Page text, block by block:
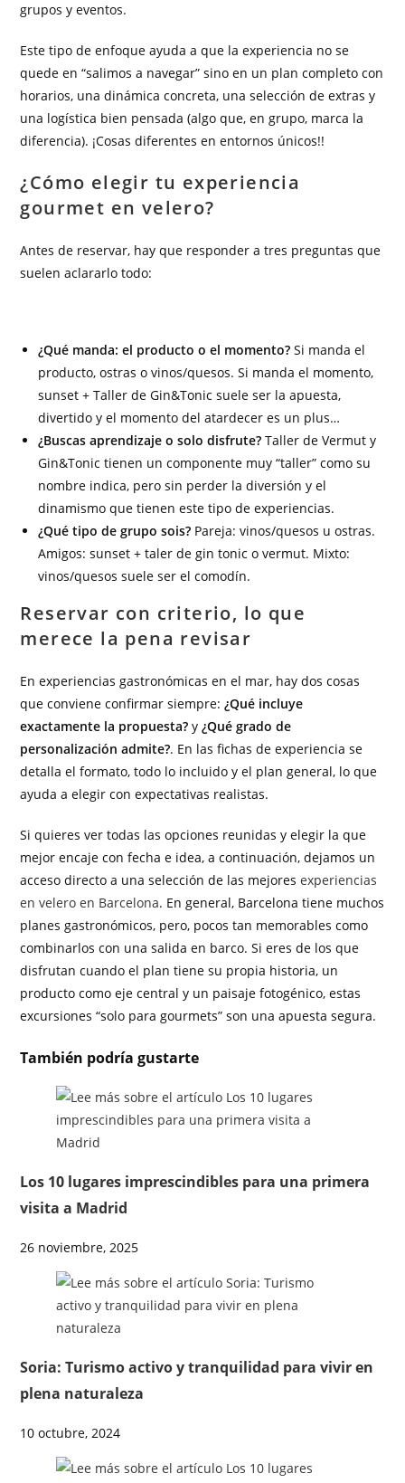
grupos y eventos.
Este tipo de enfoque ayuda a que la experiencia no se
quede en “salimos a navegar” sino en un plan completo con
horarios, una dinámica concreta, una selección de extras y
una logística bien pensada (algo que, en grupo, marca la
diferencia). ¡Cosas diferentes en entornos únicos!!
¿Cómo elegir tu experiencia
gourmet en velero?
Antes de reservar, hay que responder a tres preguntas que
suelen aclararlo todo:
¿Qué manda: el producto o el momento? Si manda el
producto, ostras o vinos/quesos. Si manda el momento,
sunset + Taller de Gin&Tonic suele ser la apuesta,
divertido y el momento del atardecer es un plus…
¿Buscas aprendizaje o solo disfrute? Taller de Vermut y
Gin&Tonic tienen un componente muy “taller” como su
nombre indica, pero sin perder la diversión y el
dinamismo que tienen este tipo de experiencias.
¿Qué tipo de grupo sois? Pareja: vinos/quesos u ostras.
Amigos: sunset + taler de gin tonic o vermut. Mixto:
vinos/quesos suele ser el comodín.
Reservar con criterio, lo que
merece la pena revisar
En experiencias gastronómicas en el mar, hay dos cosas
que conviene confirmar siempre:¿Qué incluye
exactamente la propuesta? y¿Qué grado de
personalización admite?. En las fichas de experiencia se
detalla el formato, todo lo incluido y el plan general, lo que
ayuda a elegir con expectativas realistas.
Si quieres ver todas las opciones reunidas y elegir la que
mejor encaje con fecha e idea, a continuación, dejamos un
acceso directo a una selección de las mejoresexperiencias
en velero en Barcelona. En general, Barcelona tiene muchos
planes gastronómicos, pero, pocos tan memorables como
combinarlos con una salida en barco. Si eres de los que
disfrutan cuando el plan tiene su propia historia, un
producto como eje central y un paisaje fotogénico, estas
excursiones “solo para gourmets” son una apuesta segura.
También podría gustarte
Los 10 lugares imprescindibles para una primera
visita a Madrid
26 noviembre, 2025
Soria: Turismo activo y tranquilidad para vivir en
plena naturaleza
10 octubre, 2024